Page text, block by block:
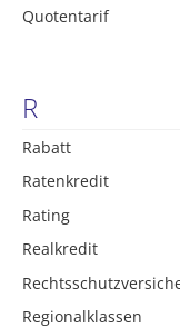
Quotentarif
R
Rabatt
Ratenkredit
Rating
Realkredit
Regionalklassen